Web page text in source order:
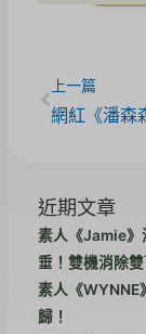
上一篇
近期文章
素人《Jamie》
垂！雙機消除雙
素人《WYNNE
歸！